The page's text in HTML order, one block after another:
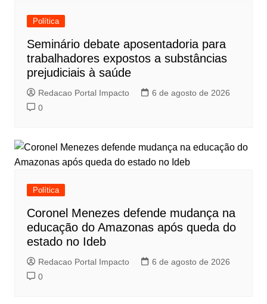
Política
Seminário debate aposentadoria para
trabalhadores expostos a substâncias
prejudiciais à saúde
Redacao Portal Impacto
6 de agosto de 2026
0
Política
Coronel Menezes defende mudança na
educação do Amazonas após queda do
estado no Ideb
Redacao Portal Impacto
6 de agosto de 2026
0